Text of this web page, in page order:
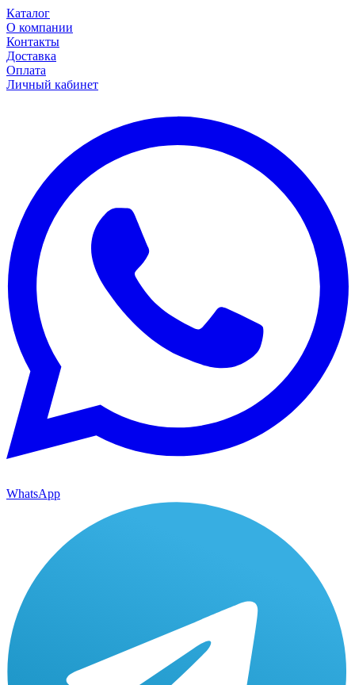
Каталог
О компании
Контакты
Доставка
Оплата
Личный кабинет
WhatsApp